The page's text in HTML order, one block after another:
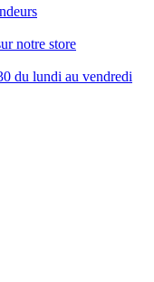
notre store
du lundi au vendredi